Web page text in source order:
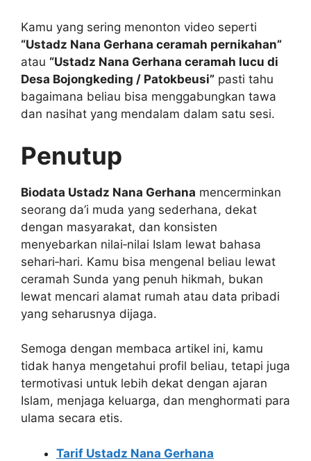
Kamu yang sering menonton video seperti
“Ustadz Nana Gerhana ceramah pernikahan”
atau “Ustadz Nana Gerhana ceramah lucu di
Desa Bojongkeding / Patokbeusi” pasti tahu
bagaimana beliau bisa menggabungkan tawa
dan nasihat yang mendalam dalam satu sesi.
Penutup
Biodata Ustadz Nana Gerhana mencerminkan
seorang da’i muda yang sederhana, dekat
dengan masyarakat, dan konsisten
menyebarkan nilai‑nilai Islam lewat bahasa
sehari‑hari. Kamu bisa mengenal beliau lewat
ceramah Sunda yang penuh hikmah, bukan
lewat mencari alamat rumah atau data pribadi
yang seharusnya dijaga.
Semoga dengan membaca artikel ini, kamu
tidak hanya mengetahui profil beliau, tetapi juga
termotivasi untuk lebih dekat dengan ajaran
Islam, menjaga keluarga, dan menghormati para
ulama secara etis.
Tarif Ustadz Nana Gerhana